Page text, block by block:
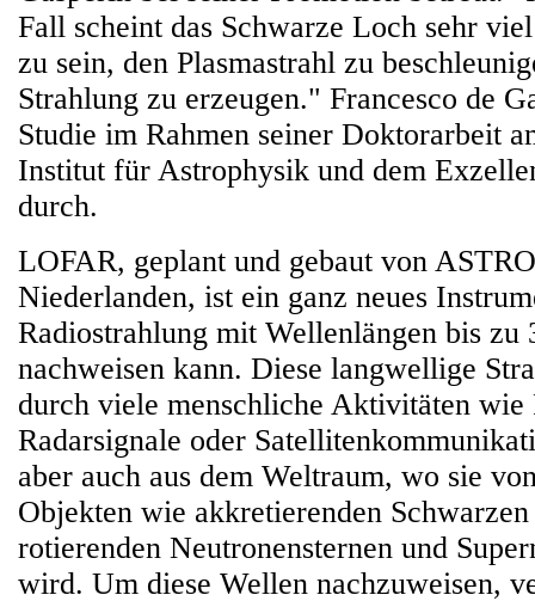
Fall scheint das Schwarze Loch sehr
zu sein, den Plasmastrahl zu
Strahlung zu erzeugen." Francesco de
Studie im Rahmen seiner Doktorarbeit
Institut für Astrophysik und dem
durch.
LOFAR, geplant und gebaut von
Niederlanden, ist ein ganz neues
Radiostrahlung mit Wellenlängen bis zu
nachweisen kann. Diese langwellige
durch viele menschliche Aktivitäten wie
Radarsignale oder
aber auch aus dem Weltraum, wo sie
Objekten wie akkretierenden
rotierenden Neutronensternen und
wird. Um diese Wellen nachzuweisen,